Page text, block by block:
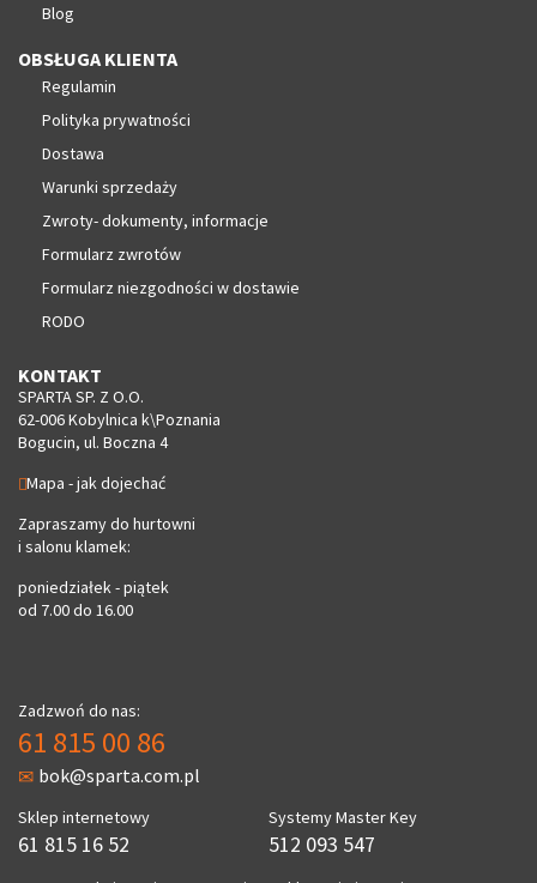
Blog
OBSŁUGA KLIENTA
Regulamin
Polityka prywatności
Dostawa
Warunki sprzedaży
Zwroty- dokumenty, informacje
Formularz zwrotów
Formularz niezgodności w dostawie
RODO
KONTAKT
SPARTA SP. Z O.O.
62-006 Kobylnica k\Poznania
Bogucin, ul. Boczna 4
Mapa - jak dojechać
Zapraszamy do hurtowni
i salonu klamek:
poniedziałek - piątek
od 7.00 do 16.00
Zadzwoń do nas:
61 815 00 86
bok@sparta.com.pl
Sklep internetowy
61 815 16 52
Systemy Master Key
512 093 547